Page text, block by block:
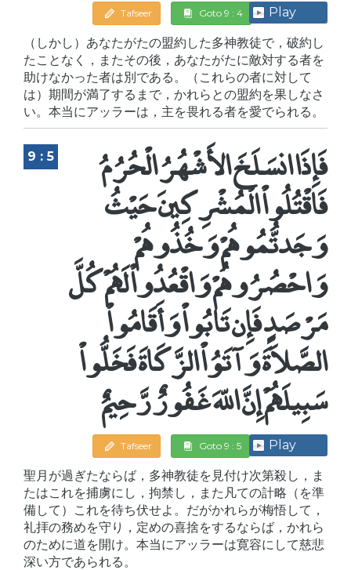
Tafseer Goto 9 : 4 Play
（しかし）あなたがたの盟約した多神教徒で，破約し
たことなく，またその後，あなたがたに敵対する者を
助けなかった者は別である。（これらの者に対して
は）期間が満了するまで，かれらとの盟約を果しなさ
い。本当にアッラーは，主を畏れる者を愛でられる。
9 : 5 فَإِذَا انسَلَخَ الأَشْهُرُ الْحُرُمُ
فَاقْتُلُواْ الْمُشْرِكِينَ حَيْثُ
وَجَدتُّمُوهُمْ وَخُذُوهُمْ
وَاحْصُرُوهُمْ وَاقْعُدُواْ لَهُمْ كُلَّ
مَرْصَدٍ فَإِن تَابُواْ وَأَقَامُواْ
الصَّلاَةَ وَآتَوُاْ الزَّكَاةَ فَخَلُّواْ
سَبِيلَهُمْ إِنَّ اللّهَ غَفُورٌ رَّحِيمٌ
Tafseer Goto 9 : 5 Play
聖月が過ぎたならば，多神教徒を見付け次第殺し，ま
たはこれを捕虜にし，拘禁し，また凡ての計略（を準
備して）これを待ち伏せよ。だがかれらが梅悟して，
礼拝の務めを守り，定めの喜捨をするならば，かれら
のために道を開け。本当にアッラーは寛容にして慈悲
深い方であられる。